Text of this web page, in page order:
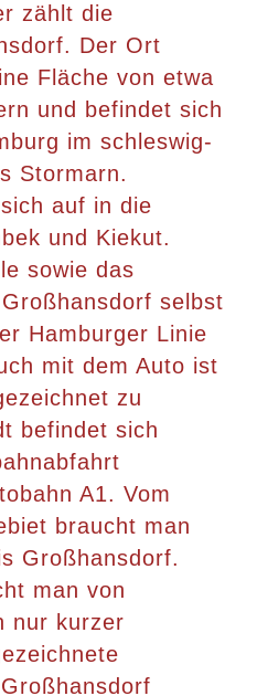
zählt die
Der Ort
Fläche von etwa
und befindet sich
im schleswig-
Stormarn.
auf in die
und Kiekut.
sowie das
selbst
Hamburger Linie
mit dem Auto ist
zu
befindet sich
A1. Vom
braucht man
Großhansdorf.
man von
nur kurzer